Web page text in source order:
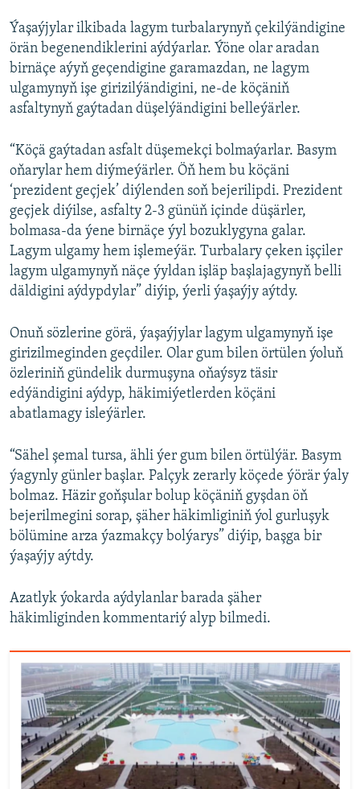
Ýaşaýjylar ilkibada lagym turbalarynyň çekilýändigine
örän begenendiklerini aýdýarlar. Ýöne olar aradan
birnäçe aýyň geçendigine garamazdan, ne lagym
ulgamynyň işe girizilýändigini, ne-de köçäniň
asfaltynyň gaýtadan düşelýändigini belleýärler.
“Köçä gaýtadan asfalt düşemekçi bolmaýarlar. Basym
oňarylar hem diýmeýärler. Öň hem bu köçäni
‘prezident geçjek’ diýlenden soň bejerilipdi. Prezident
geçjek diýilse, asfalty 2-3 günüň içinde düşärler,
bolmasa-da ýene birnäçe ýyl bozuklygyna galar.
Lagym ulgamy hem işlemeýär. Turbalary çeken işçiler
lagym ulgamynyň näçe ýyldan işläp başlajagynyň belli
däldigini aýdypdylar” diýip, ýerli ýaşaýjy aýtdy.
Onuň sözlerine görä, ýaşaýjylar lagym ulgamynyň işe
girizilmeginden geçdiler. Olar gum bilen örtülen ýoluň
özleriniň gündelik durmuşyna oňaýsyz täsir
edýändigini aýdyp, häkimiýetlerden köçäni
abatlamagy isleýärler.
“Sähel şemal tursa, ähli ýer gum bilen örtülýär. Basym
ýagynly günler başlar. Palçyk zerarly köçede ýörär ýaly
bolmaz. Häzir goňşular bolup köçäniň gyşdan öň
bejerilmegini sorap, şäher häkimliginiň ýol gurluşyk
bölümine arza ýazmakçy bolýarys” diýip, başga bir
ýaşaýjy aýtdy.
Azatlyk ýokarda aýdylanlar barada şäher
häkimliginden kommentariý alyp bilmedi.